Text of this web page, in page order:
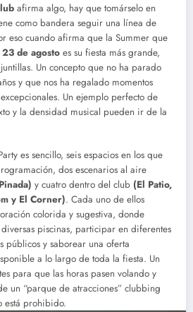
afirma algo, hay que tomárselo en
como bandera seguir una línea de
eso cuando afirma que la Summer que
de agosto es su fiesta más grande,
Un concepto que no ha parado
y que nos ha regalado momentos
Un ejemplo perfecto de
y la densidad musical pueden ir de la
es sencillo, seis espacios en los que
dos escenarios al aire
y cuatro dentro del club (El Patio,
y El Corner). Cada uno de ellos
colorida y sugestiva, donde
piscinas, participar en diferentes
públicos y saborear una oferta
a lo largo de toda la fiesta. Un
para que las horas pasen volando y
un “parque de atracciones” clubbing
está prohibido.